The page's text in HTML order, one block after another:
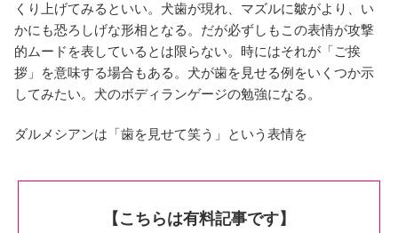
くり上げてみるといい。犬歯が現れ、マズルに皺がより、い
かにも恐ろしげな形相となる。だが必ずしもこの表情が攻撃
的ムードを表しているとは限らない。時にはそれが「ご挨
拶」を意味する場合もある。犬が歯を見せる例をいくつか示
してみたい。犬のボディランゲージの勉強になる。
ダルメシアンは「歯を見せて笑う」という表情を
【こちらは有料記事です】